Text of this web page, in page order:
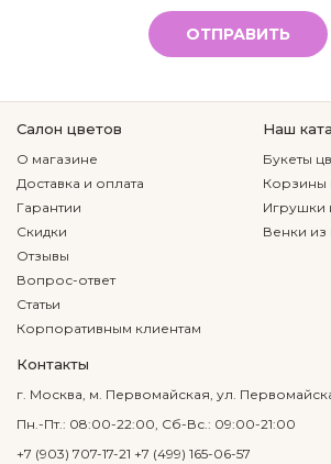
ОТПРАВИТЬ
Салон цветов
О магазине
Доставка и оплата
Гарантии
Скидки
Отзывы
Вопрос-ответ
Статьи
Корпоративным клиентам
Наш
Букеты
Корзины
Игрушки
Венки из
Контакты
г. Москва, м. Первомайская, ул.
Пн.-Пт.: 08:00-22:00, Сб-Вс.: 09:00-21:00
+7 (903) 707-17-21 +7 (499) 165-06-57